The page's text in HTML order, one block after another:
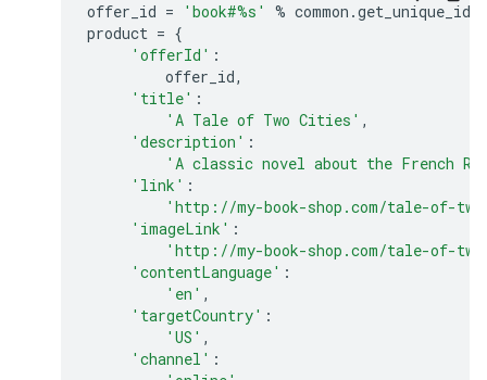
offer_id = 'book#%s ' % common .get_unique_id
product = {
'offerId' :
offer_id,
'title' :
'A Tale of Two Cities' ,
'description' :
'A classic novel about the French
'link' :
'http://my-book-shop.com/tale-of-
'imageLink' :
'http://my-book-shop.com/tale-of-
'contentLanguage' :
'en' ,
'targetCountry' :
'US' ,
'channel' :